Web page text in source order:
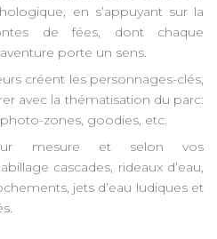
en s’appuyant sur la
de fées, dont chaque
porte un sens.
créent les personnages-clés,
avec la thématisation du parc:
zones, goodies, etc.
mesure et selon vos
cascades, rideaux d’eau,
jets d’eau ludiques et